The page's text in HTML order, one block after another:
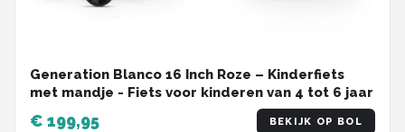
Generation Blanco 16 Inch Roze – Kinderfiets
met mandje - Fiets voor kinderen van 4 tot 6 jaar
€ 199,95 BEKIJK OP BOL